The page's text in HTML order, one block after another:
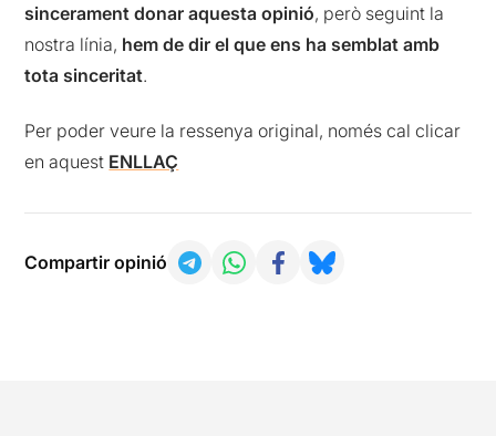
sincerament donar aquesta opinió, però seguint la
nostra línia, hem de dir el que ens ha semblat amb
tota sinceritat.
Per poder veure la ressenya original, només cal clicar
en aquest ENLLAÇ
Compartir opinió